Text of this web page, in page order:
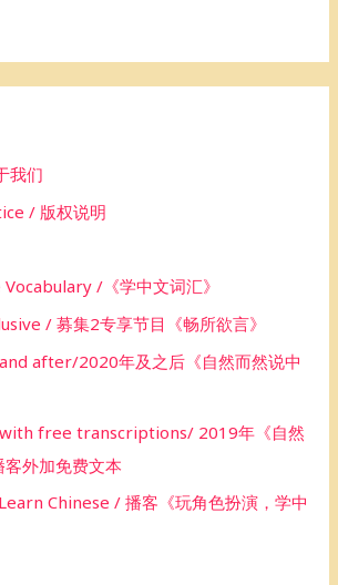
我们
/ 版权说明
/《学中文词汇》
/ 募集2专享节目《畅所欲言》
after/2020年及之后《自然而然说中
free transcriptions/ 2019年《自然
外加免费文本
Chinese / 播客《玩角色扮演，学中